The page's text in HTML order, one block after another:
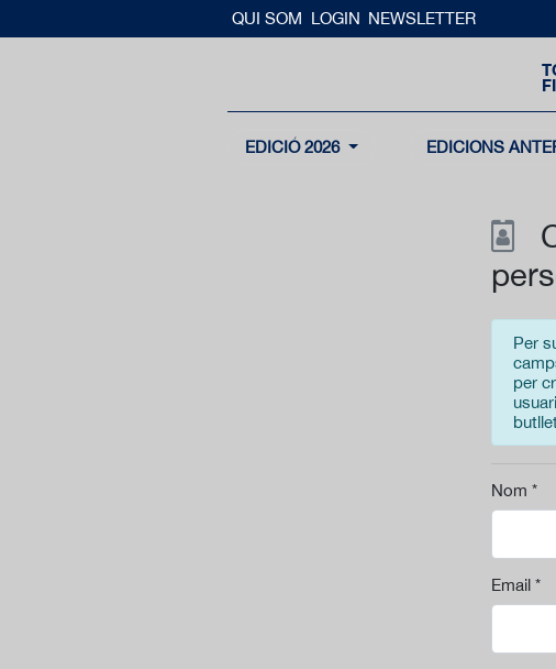
QUI SOM LOGIN NEWSLETTER
EDICIÓ 2026 EDICIONS
Per
per
Nom *
Email *